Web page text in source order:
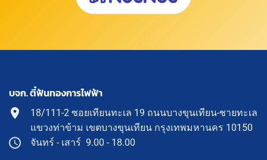
บจก. ตี๋ฟันทองการไฟฟ้า
18/111-2 ซอยเทียนทะเล 19 ถนนบางขุนเทียน-ชายทะเล
แขวงท่าข้าม เขตบางขุนเทียน กรุงเทพมหานคร 10150
จันทร์ - เสาร์ 9.00 - 18.00